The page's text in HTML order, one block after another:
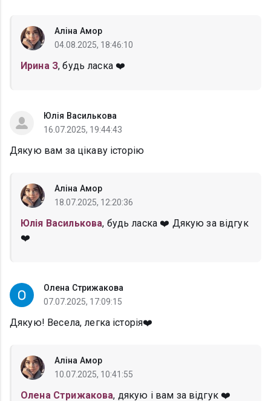
Аліна Амор
04.08.2025, 18:46:10
Ирина З, будь ласка ❤️
Юлія Василькова
16.07.2025, 19:44:43
Дякую вам за цікаву історію
Аліна Амор
18.07.2025, 12:20:36
Юлія Василькова, будь ласка ❤️ Дякую за відгук
❤️
Олена Стрижакова
07.07.2025, 17:09:15
Дякую! Весела, легка історія❤️
Аліна Амор
10.07.2025, 10:41:55
Олена Стрижакова, дякую і вам за відгук ❤️